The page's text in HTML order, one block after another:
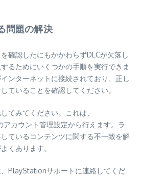
問題の解決
確認したにもかかわらずDLCが欠落し
るためにいくつかの手順を実行できま
ンターネットに接続されており、正し
ていることを確認してください。
てみてください。これは、
カウント管理設定から行えます。ラ
ているコンテンツに関する不一致を解
くあります。
PlayStationサポートに連絡してくだ